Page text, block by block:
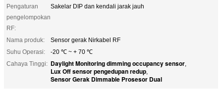
Pengaturan
pengelompokan
RF:
Sakelar DIP dan kendali jarak jauh
Nama produk:
Sensor gerak Nirkabel RF
Suhu Operasi:
-20 ℃ ~ + 70 ℃
Cahaya Tinggi: Daylight Monitoring dimming occupancy sensor,
Lux Off sensor pengedupan redup,
Sensor Gerak Dimmable Prosesor Dual